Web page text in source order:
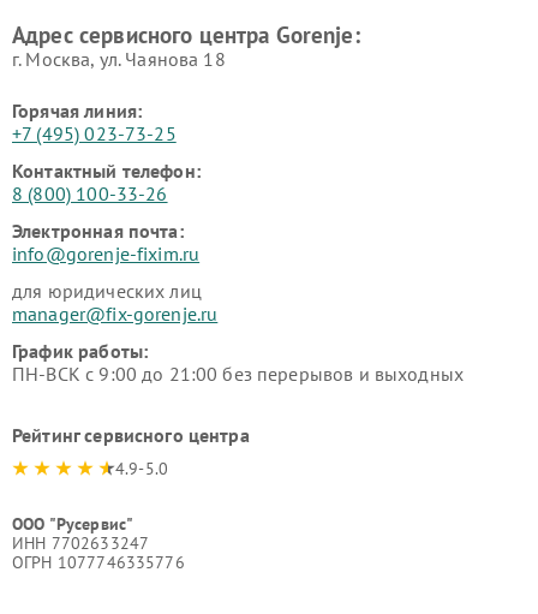
Адрес сервисного центра Gorenje:
г. Москва, ул. Чаянова 18
Горячая линия:
+7 (495) 023-73-25
Контактный телефон:
8 (800) 100-33-26
Электронная почта:
info@gorenje-fixim.ru
для юридических лиц
manager@fix-gorenje.ru
График работы:
ПН-ВСК с 9:00 до 21:00 без перерывов и выходных
Рейтинг сервисного центра
4.9-5.0
ООО "Русервис"
ИНН 7702633247
ОГРН 1077746335776